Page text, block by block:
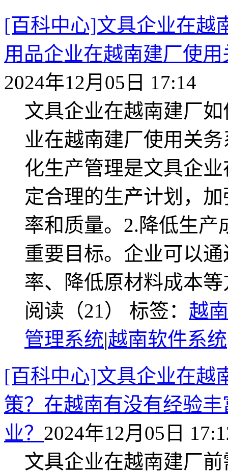
[百科中心]文具企业在越
用品企业在越南建厂使
2024年12月05日 17:14
文具企业在越南建厂
业在越南建厂使用关
化生产管理是文具企
定合理的生产计划，
率和质量。2.降低生
重要目标。企业可以
率、降低原材料成本
阅读（21） 标签： 越
管理系统|越南软件系统
[百科中心]文具企业在越
策？在越南有没有经验
业？ 2024年12月05日
文具企业在越南建厂